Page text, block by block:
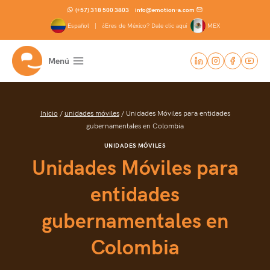
(+57) 318 500 3803 info@emotion-a.com
Español | ¿Eres de México? Dale clic aquí MEX
Menú
Inicio / unidades móviles / Unidades Móviles para entidades
gubernamentales en Colombia
UNIDADES MÓVILES
Unidades Móviles para
entidades
gubernamentales en
Colombia